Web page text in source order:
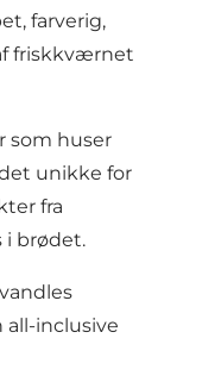
farverig,
friskkværnet
som huser
unikke for
fra
i brødet.
all-inclusive